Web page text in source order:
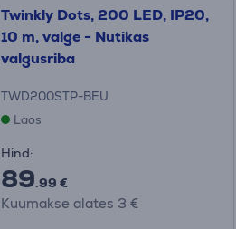
Twinkly Dots, 200 LED, IP20,
10 m, valge - Nutikas
valgusriba
TWD200STP-BEU
Laos
Hind:
89.99 €
Kuumakse alates 3 €